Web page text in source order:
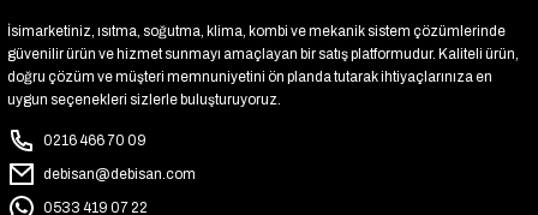
İsimarketiniz, ısıtma, soğutma, klima, kombi ve mekanik sistem çözümlerinde
güvenilir ürün ve hizmet sunmayı amaçlayan bir satış platformudur. Kaliteli ürün,
doğru çözüm ve müşteri memnuniyetini ön planda tutarak ihtiyaçlarınıza en
uygun seçenekleri sizlerle buluşturuyoruz.
0216 466 70 09
debisan@debisan.com
0533 419 07 22